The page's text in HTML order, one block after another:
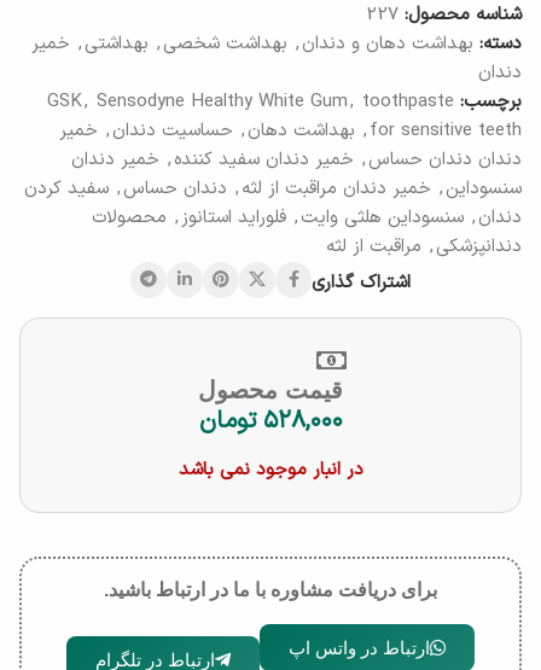
شناسه محصول: 227
دسته: بهداشت دهان و دندان, بهداشت شخصی, بهداشتی, خمیر
دندان
برچسب:
GSK, Sensodyne Healthy White Gum, toothpaste
for sensitive teeth
, بهداشت دهان, حساسیت دندان, خمیر
دندان دندان حساس, خمیر دندان سفید کننده, خمیر دندان
سنسوداین, خمیر دندان مراقبت از لثه, دندان حساس, سفید کردن
دندان, سنسوداین هلثی وایت, فلوراید استانوز, محصولات
دندانپزشکی, مراقبت از لثه
اشتراک گذاری
قیمت محصول
۵۲۸,۰۰۰ تومان
در انبار موجود نمی باشد
برای دریافت مشاوره با ما در ارتباط باشید.
ارتباط در واتس اپ
ارتباط در تلگرام